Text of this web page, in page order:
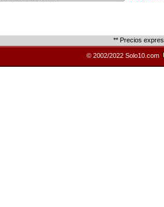
** Precios
© 2002/2022 Solo10.com